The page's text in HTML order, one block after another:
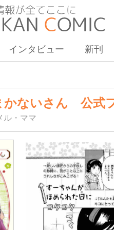
インタビュー 新刊
かないさん 公式
ル・ママ